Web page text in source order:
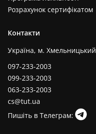
Білий+салатовий (1)
Салатовий+жовтий (1)
Чорний+ліловий (1)
Розрахунок сертифікатом
Контакти
Україна, м. Хмельницький
097-233-2003
099-233-2003
063-233-2003
cs@tut.ua
Пишіть в Телеграм: